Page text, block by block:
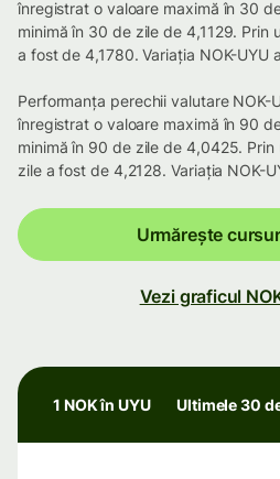
înregistrat o valoare maximă în 30
minimă în 30 de zile de 4,1129. Prin
a fost de 4,1780. Variația NOK-UYU
Performanța perechii valutare NOK-
înregistrat o valoare maximă în 90
minimă în 90 de zile de 4,0425.
zile a fost de 4,2128. Variația NOK-
Urmărește
Vezi graficul
1 NOK în UYU Ultimele 30